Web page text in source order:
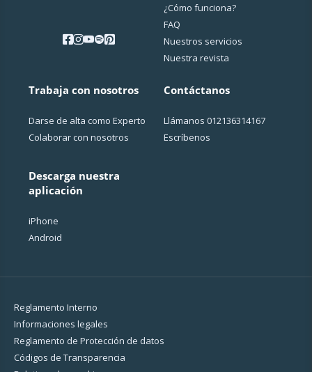
¿Cо́mo funciona?
FAQ
Nuestros servicios
Nuestra revista
Trabaja con nosotros
Darse de alta como Experto
Colaborar con nosotros
Descarga nuestra
aplicación
iPhone
Android
Contáctanos
Llámanos 012136314167
Escríbenos
Reglamento Interno
Informaciones legales
Reglamento de Protección de datos
Códigos de Transparencia